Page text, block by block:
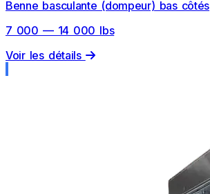
Benne basculante (dompeur) bas côtés
7 000 — 14 000 lbs
Voir les détails